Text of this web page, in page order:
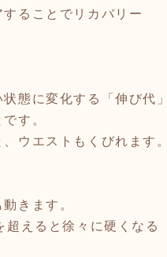
ることでリカバリー
態に変化する「伸び代」
す。
ウエストもくびれます。
きます。
超えると徐々に硬くなる